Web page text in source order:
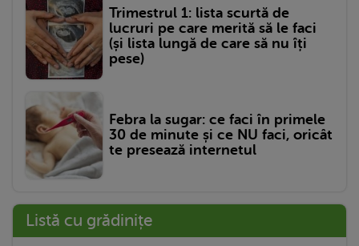
Trimestrul 1: lista scurtă de
lucruri pe care merită să le faci
(și lista lungă de care să nu îți
pese)
Febra la sugar: ce faci în primele
30 de minute și ce NU faci, oricât
te presează internetul
Listă cu grădinițe